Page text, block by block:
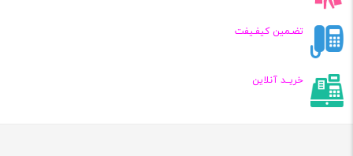
تضـمین کیفـیفت
خریــد آنلاین